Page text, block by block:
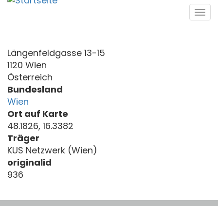
Direkt
Längenfeldgasse 13-15
1120 Wien
Österreich
Bundesland
Wien
Ort auf Karte
48.1826, 16.3382
Träger
KUS Netzwerk (Wien)
originalid
936